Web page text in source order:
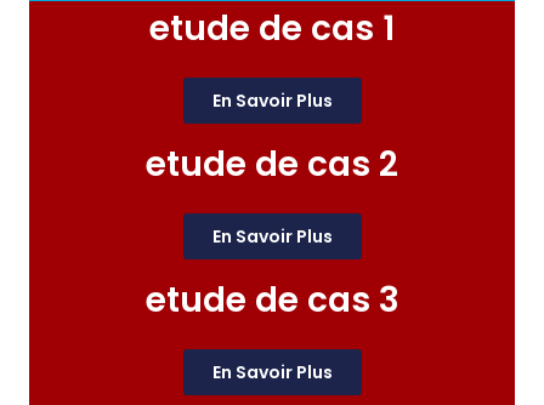
etude de cas 1
En Savoir Plus
etude de cas 2
En Savoir Plus
etude de cas 3
En Savoir Plus